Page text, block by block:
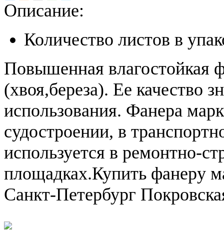
Описание:
Количество листов в
Повышенная влагостойкая
(хвоя,береза). Ее качество
использования. Фанера
судостроении, в
используется в ремонтно-
площадках.Купить фанеру
Санкт-Петербург